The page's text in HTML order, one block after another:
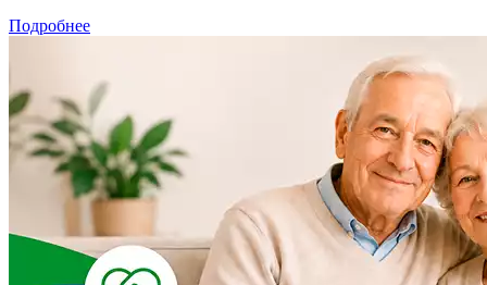
Подробнее